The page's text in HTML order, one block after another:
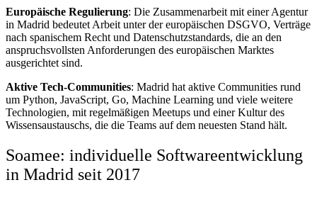
Europäische Regulierung: Die Zusammenarbeit mit einer Agentur
in Madrid bedeutet Arbeit unter der europäischen DSGVO, Verträge
nach spanischem Recht und Datenschutzstandards, die an den
anspruchsvollsten Anforderungen des europäischen Marktes
ausgerichtet sind.
Aktive Tech-Communities: Madrid hat aktive Communities rund
um Python, JavaScript, Go, Machine Learning und viele weitere
Technologien, mit regelmäßigen Meetups und einer Kultur des
Wissensaustauschs, die die Teams auf dem neuesten Stand hält.
Soamee: individuelle Softwareentwicklung
in Madrid seit 2017